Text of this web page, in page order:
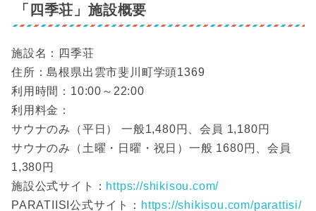
「四季荘」施設概要
施設名：四季荘
住所：島根県出雲市斐川町学頭1369
利用時間：10:00～22:00
利用料金：
サウナのみ（平日） 一般1,480円、会員 1,180円
サウナのみ（土曜・日曜・祝日）一般 1680円、会員
1,380円
施設公式サイト： https://shikisou.com/
PARATIISI公式サイト： https://shikisou.com/parattisi/